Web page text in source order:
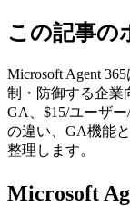
この記事の
Microsoft Agent
制・防御する企業
GA、$15/ユーザ
の違い、GA機能
整理します。
Microsoft